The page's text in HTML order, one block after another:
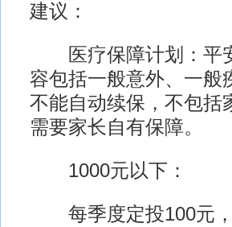
建议：
医疗保障计划：平安
容包括一般意外、一般
不能自动续保，不包括
需要家长自有保障。
1000元以下：
每季度定投100元，